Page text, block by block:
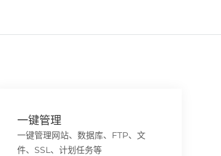
一键管理
一键管理网站、数据库、FTP、文
件、SSL、计划任务等